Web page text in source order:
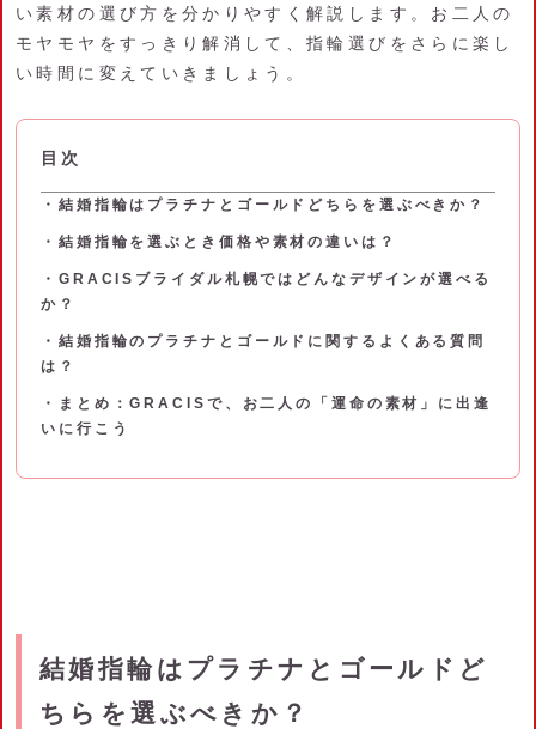
い素材の選び方を分かりやすく解説します。お二人の
モヤモヤをすっきり解消して、指輪選びをさらに楽し
い時間に変えていきましょう。
目次
・結婚指輪はプラチナとゴールドどちらを選ぶべきか？
・結婚指輪を選ぶとき価格や素材の違いは？
・GRACISブライダル札幌ではどんなデザインが選べる
か？
・結婚指輪のプラチナとゴールドに関するよくある質問
は？
・まとめ：GRACISで、お二人の「運命の素材」に出逢
いに行こう
結婚指輪はプラチナとゴールドど
ちらを選ぶべきか？